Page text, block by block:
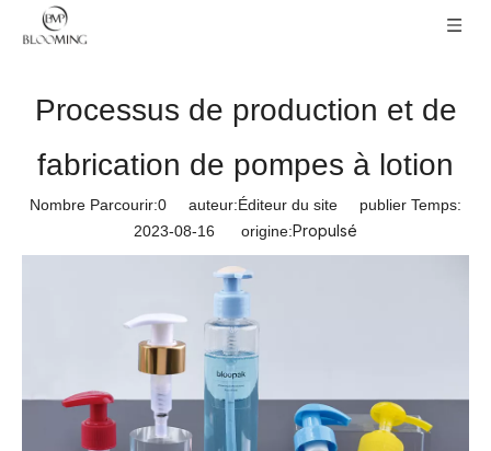
Processus de production et de
fabrication de pompes à lotion
Nombre Parcourir:0 auteur:Éditeur du site publier Temps:
2023-08-16 origine:Propulsé